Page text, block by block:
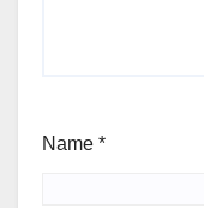
Name *